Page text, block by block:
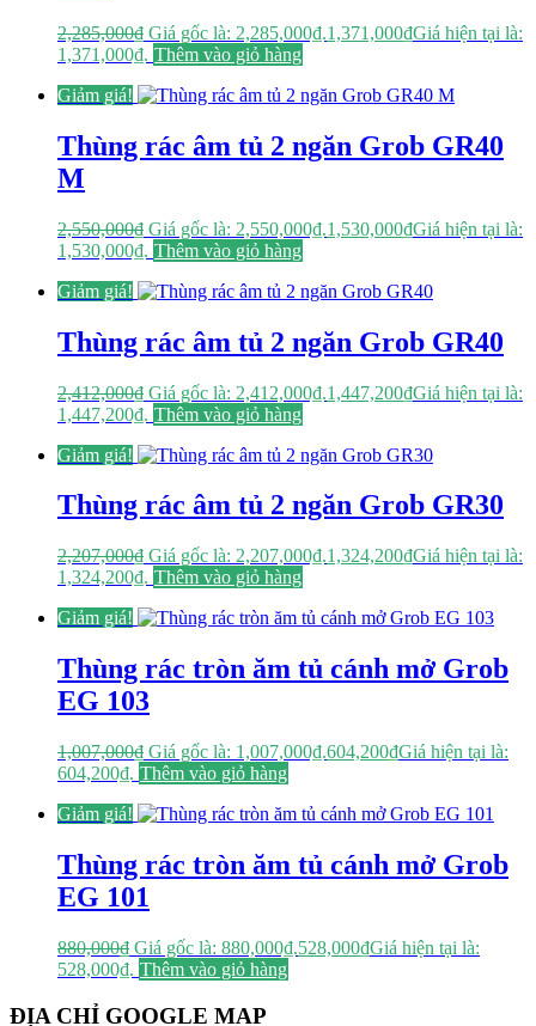
2,285,000₫ Giá gốc là: 2,285,000₫.1,371,000₫Giá hiện tại là:
1,371,000₫. Thêm vào giỏ hàng
Giảm giá!
Thùng rác âm tủ 2 ngăn Grob GR40
M
2,550,000₫ Giá gốc là: 2,550,000₫.1,530,000₫Giá hiện tại là:
1,530,000₫. Thêm vào giỏ hàng
Giảm giá!
Thùng rác âm tủ 2 ngăn Grob GR40
2,412,000₫ Giá gốc là: 2,412,000₫.1,447,200₫Giá hiện tại là:
1,447,200₫. Thêm vào giỏ hàng
Giảm giá!
Thùng rác âm tủ 2 ngăn Grob GR30
2,207,000₫ Giá gốc là: 2,207,000₫.1,324,200₫Giá hiện tại là:
1,324,200₫. Thêm vào giỏ hàng
Giảm giá!
Thùng rác tròn ăm tủ cánh mở Grob
EG 103
1,007,000₫ Giá gốc là: 1,007,000₫.604,200₫Giá hiện tại là:
604,200₫. Thêm vào giỏ hàng
Giảm giá!
Thùng rác tròn ăm tủ cánh mở Grob
EG 101
880,000₫ Giá gốc là: 880,000₫.528,000₫Giá hiện tại là:
528,000₫. Thêm vào giỏ hàng
ĐỊA CHỈ GOOGLE MAP